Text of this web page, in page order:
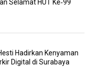
Selamat HUT Ke‑99
Hadirkan Kenyaman
Digital di Surabaya